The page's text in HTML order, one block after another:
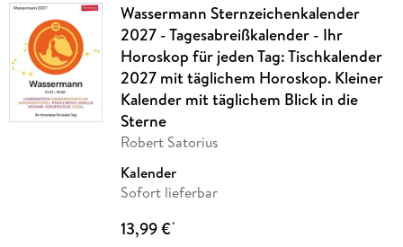
Wassermann Sternzeichenkalender
2027 - Tagesabreißkalender - Ihr
Horoskop für jeden Tag: Tischkalender
2027 mit täglichem Horoskop. Kleiner
Kalender mit täglichem Blick in die
Sterne
Robert Satorius
Kalender
Sofort lieferbar
13,99 €*